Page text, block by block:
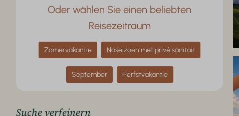
Oder wählen Sie einen beliebten
Reisezeitraum
Zomervakantie Naseizoen met privé sanitair
September Herfstvakantie
Suche verfeinern